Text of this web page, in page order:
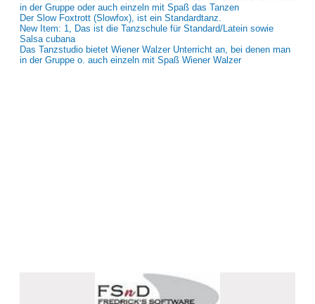
in der Gruppe oder auch einzeln mit Spaß das Tanzen
Der Slow Foxtrott (Slowfox), ist ein Standardtanz.
New Item: 1, Das ist die Tanzschule für Standard/Latein sowie
Salsa cubana
Das Tanzstudio bietet Wiener Walzer Unterricht an, bei denen man
in der Gruppe o. auch einzeln mit Spaß Wiener Walzer